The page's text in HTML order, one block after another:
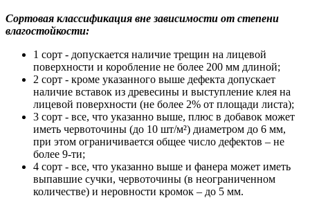
Сортовая классификация вне зависимости от степени
влагостойкости:
1 сорт - допускается наличие трещин на лицевой
поверхности и коробление не более 200 мм длиной;
2 сорт - кроме указанного выше дефекта допускает
наличие вставок из древесины и выступление клея на
лицевой поверхности (не более 2% от площади листа);
3 сорт - все, что указанно выше, плюс в добавок может
иметь червоточины (до 10 шт/м²) диаметром до 6 мм,
при этом ограничивается общее число дефектов – не
более 9-ти;
4 сорт - все, что указанно выше и фанера может иметь
выпавшие сучки, червоточины (в неограниченном
количестве) и неровности кромок – до 5 мм.